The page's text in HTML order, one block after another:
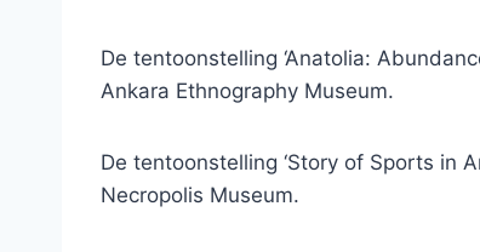
De tentoonstelling ‘Anatolia:
Ankara Ethnography Museum.
De tentoonstelling ‘Story of Sports in
Necropolis Museum.